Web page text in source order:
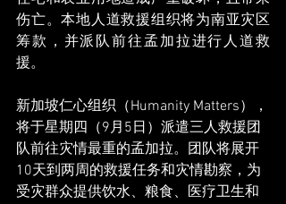
伤亡。本地人道救援组织将为南亚灾区
筹款，并派队前往孟加拉进行人道救
援。
新加坡仁心组织（Humanity Matters），
将于星期四（9月5日）派遣三人救援团
队前往灾情最重的孟加拉。团队将展开
10天到两周的救援任务和灾情勘察，为
受灾群众提供饮水、粮食、医疗卫生和